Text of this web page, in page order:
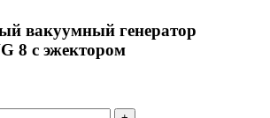
вакуумный генератор
8 с эжектором